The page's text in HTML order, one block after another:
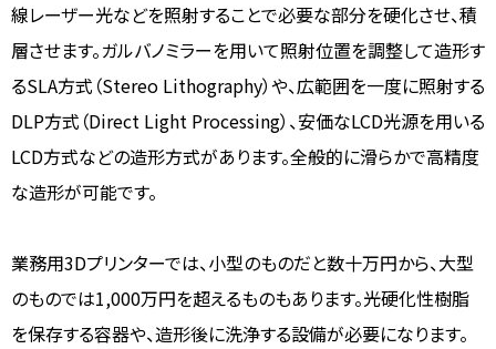
線レーザー光などを照射することで必要な部分を硬化させ、積
層させます。ガルバノミラーを用いて照射位置を調整して造形す
るSLA方式（Stereo Lithography）や、広範囲を一度に照射する
DLP方式（Direct Light Processing）、安価なLCD光源を用いる
LCD方式などの造形方式があります。全般的に滑らかで高精度
な造形が可能です。
業務用3Dプリンターでは、小型のものだと数十万円から、大型
のものでは1,000万円を超えるものもあります。光硬化性樹脂
を保存する容器や、造形後に洗浄する設備が必要になります。